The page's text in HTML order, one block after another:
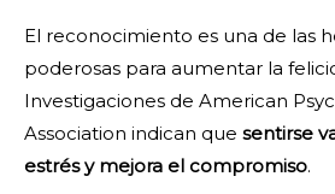
El reconocimiento es una de las
poderosas para aumentar la
Investigaciones de American
Association indican que sentirse
estrés y mejora el compromiso.